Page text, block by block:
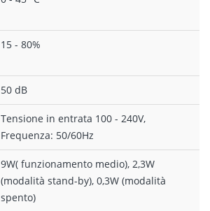
15 - 80%
50 dB
Tensione in entrata 100 - 240V,
Frequenza: 50/60Hz
9W( funzionamento medio), 2,3W
(modalità stand-by), 0,3W (modalità
spento)